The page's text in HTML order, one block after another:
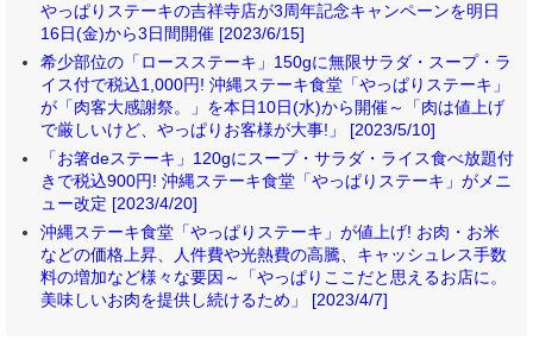
やっぱりステーキの吉祥寺店が3周年記念キャンペーンを明日
16日(金)から3日間開催 [2023/6/15]
希少部位の「ロースステーキ」150gに無限サラダ・スープ・ラ
イス付で税込1,000円! 沖縄ステーキ食堂「やっぱりステーキ」
が「肉客大感謝祭。」を本日10日(水)から開催～「肉は値上げ
で厳しいけど、やっぱりお客様が大事!」 [2023/5/10]
「お箸deステーキ」120gにスープ・サラダ・ライス食べ放題付
きで税込900円! 沖縄ステーキ食堂「やっぱりステーキ」がメニ
ュー改定 [2023/4/20]
沖縄ステーキ食堂「やっぱりステーキ」が値上げ! お肉・お米
などの価格上昇、人件費や光熱費の高騰、キャッシュレス手数
料の増加など様々な要因～「やっぱりここだと思えるお店に。
美味しいお肉を提供し続けるため」 [2023/4/7]